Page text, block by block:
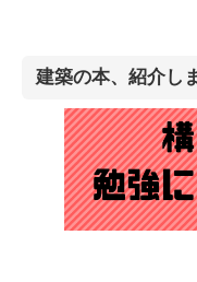
建築の本、紹介し